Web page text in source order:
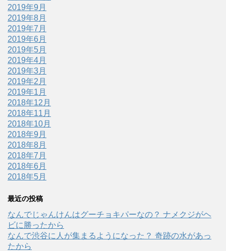
2019年9月
2019年8月
2019年7月
2019年6月
2019年5月
2019年4月
2019年3月
2019年2月
2019年1月
2018年12月
2018年11月
2018年10月
2018年9月
2018年8月
2018年7月
2018年6月
2018年5月
最近の投稿
なんでじゃんけんはグーチョキパーなの？ ナメクジがヘ
ビに勝ったから
なんで渋谷に人が集まるようになった？ 奇跡の水があっ
たから